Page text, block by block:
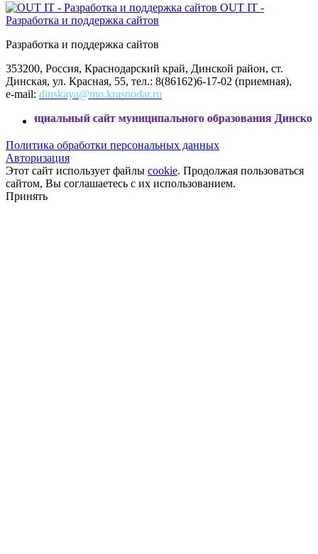
OUT IT -
Разработка и поддержка сайтов
Разработка и поддержка сайтов
353200, Россия, Краснодарский край, Динской район, ст.
Динская, ул. Красная, 55, тел.: 8(86162)6-17-02 (приемная),
e-mail: dinskaya@mo.krasnodar.ru
образования Динской район
Политика обработки персональных данных
Авторизация
Этот сайт использует файлы cookie. Продолжая пользоваться
сайтом, Вы соглашаетесь с их использованием.
Принять